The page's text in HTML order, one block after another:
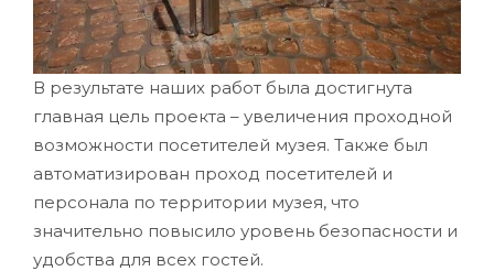
В результате наших работ была достигнута
главная цель проекта – увеличения проходной
возможности посетителей музея. Также был
автоматизирован проход посетителей и
персонала по территории музея, что
значительно повысило уровень безопасности и
удобства для всех гостей.